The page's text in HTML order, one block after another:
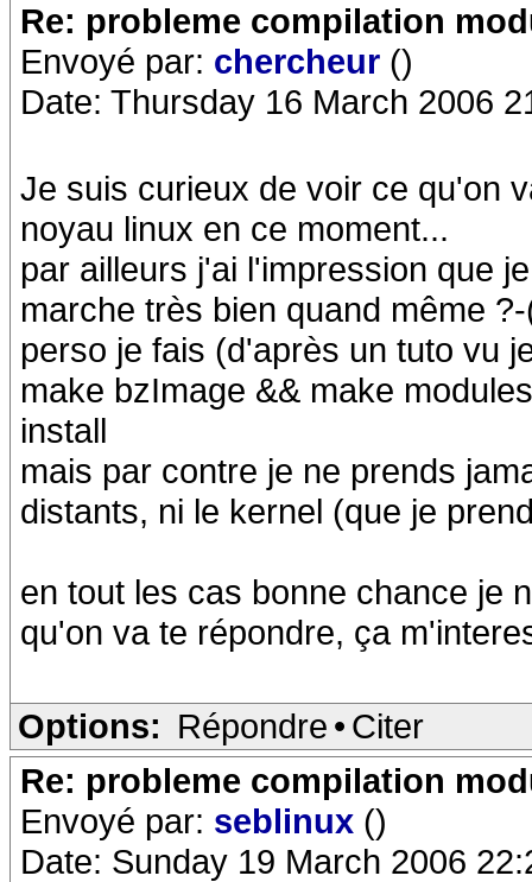
Re: probleme compilation
Envoyé par: chercheur ()
Date: Thursday 16 March 2006
Je suis curieux de voir ce qu'on
noyau linux en ce moment...
par ailleurs j'ai l'impression que
marche très bien quand même
perso je fais (d'après un tuto vu
make bzImage && make
install
mais par contre je ne prends
distants, ni le kernel (que je
en tout les cas bonne chance je
qu'on va te répondre, ça
Options: Répondre • Citer
Re: probleme compilation
Envoyé par: seblinux ()
Date: Sunday 19 March 2006